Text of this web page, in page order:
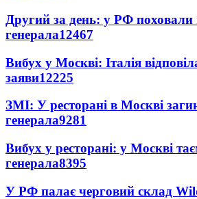
Другий за день: у РФ поховали
генерала12467
Вибух у Москві: Італія
заяви12225
ЗМІ: У ресторані в Москві
генерала9281
Вибух у ресторані: у Москві
генерала8395
У РФ палає черговий склад